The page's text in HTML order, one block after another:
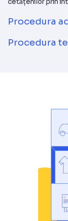
cetățenilor prin
Procedura
Procedura